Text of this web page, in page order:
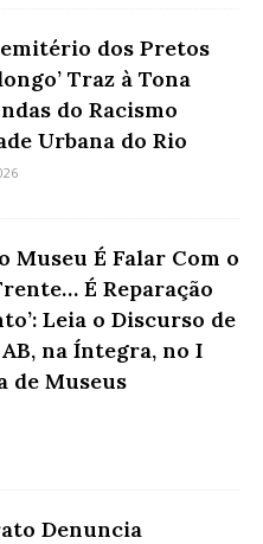
dos Pretos
Traz à Tona
do Racismo
Urbana do Rio
Museu É Falar Com o
É Reparação
Leia o Discurso de
na Íntegra, no I
de Museus
Denuncia